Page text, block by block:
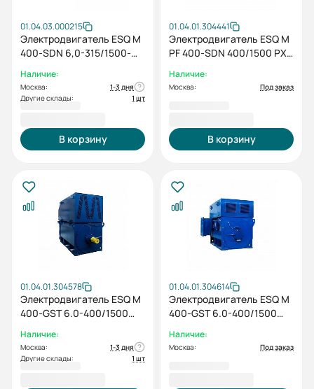
01.04.03.000215
Электродвигатель ESQ M
400-SDN 6,0-315/1500-
IM1001
Наличие:
Москва:
1-3 дня
Другие склады:
1 шт
В корзину
01.04.01.304441
Электродвигатель ESQ M
PF 400-SDN 400/1500 PX
Наличие:
Москва: Под заказ
В корзину
01.04.01.304578
Электродвигатель ESQ M
400-GST 6.0-400/1500
Наличие:
Москва:
1-3 дня
Другие склады:
1 шт
01.04.01.304614
Электродвигатель ESQ M
400-GST 6.0-400/1500
Наличие:
Москва: Под заказ